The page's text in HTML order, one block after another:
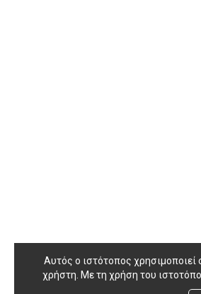
Αυτός ο ιστότοπος χρησιμοποιεί
χρήστη. Με τη χρήση του